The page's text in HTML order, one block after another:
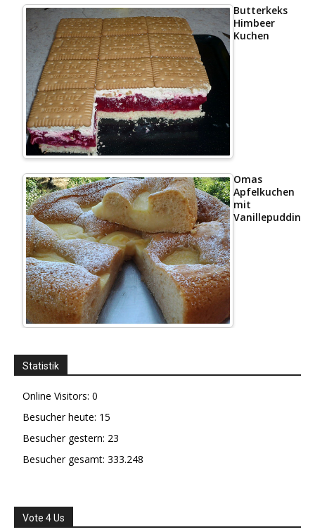
Butterkeks
Himbeer
Kuchen
Omas
Apfelkuchen
mit
Vanillepudding
Statistik
Online Visitors: 0
Besucher heute: 15
Besucher gestern: 23
Besucher gesamt: 333.248
Vote 4 Us